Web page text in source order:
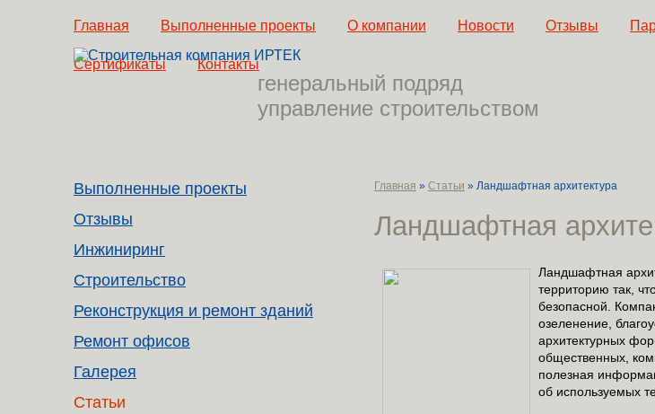
Главная Выполненные проекты О компании Новости Отзывы
Сертификаты Контакты
генеральный подряд
управление строительством
Главная » Статьи » Ландшафтная архитектура
Ландшафтная
Ландшафтная
территорию так,
безопасной.
озеленение,
архитектурных
общественных,
полезная
об используемых
Выполненные проекты
Отзывы
Инжиниринг
Строительство
Реконструкция и ремонт зданий
Ремонт офисов
Галерея
Статьи